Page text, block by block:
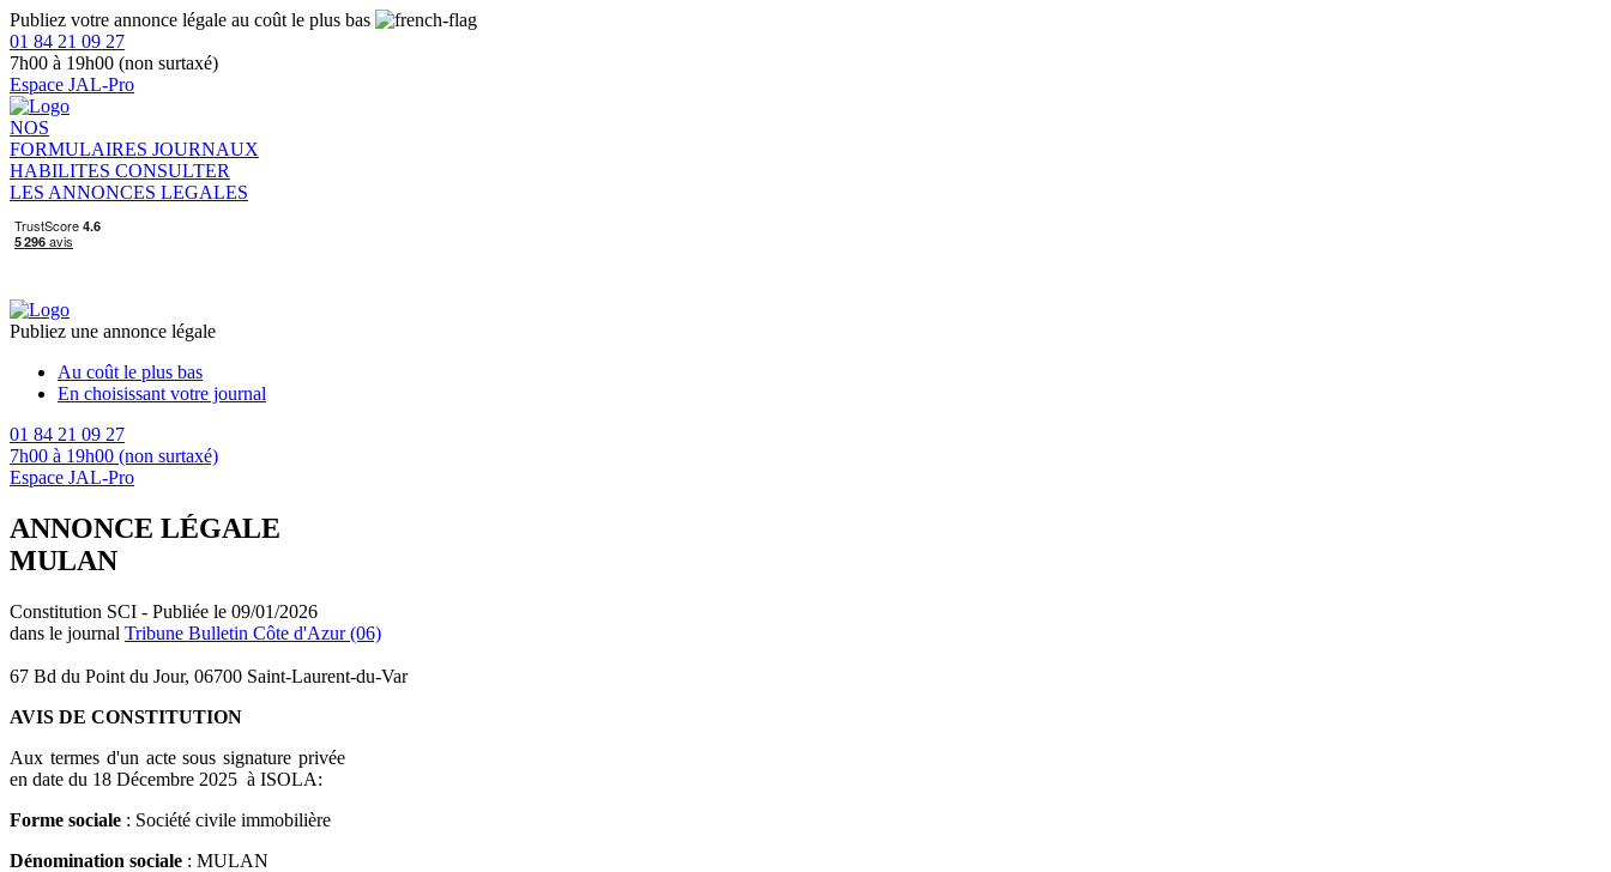
Publiez votre annonce légale au coût le plus bas
01 84 21 09 27
7h00 à 19h00 (non surtaxé)
Espace JAL-Pro
NOS
FORMULAIRES JOURNAUX
HABILITES CONSULTER
LES ANNONCES LEGALES
Publiez une annonce légale
Au coût le plus bas
En choisissant votre journal
01 84 21 09 27
7h00 à 19h00 (non surtaxé)
Espace JAL-Pro
ANNONCE LÉGALE
MULAN
Constitution SCI - Publiée le 09/01/2026
dans le journal Tribune Bulletin Côte d'Azur (06)
67 Bd du Point du Jour, 06700 Saint-Laurent-du-Var
AVIS DE CONSTITUTION
Aux termes d'un acte sous signature privée
en date du 18 Décembre 2025 à ISOLA:
Forme sociale : Société civile immobilière
Dénomination sociale : MULAN